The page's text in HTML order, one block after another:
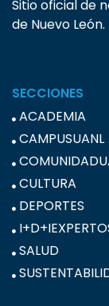
Sitio oficial de
de Nuevo León.
SECCIONES
ACADEMIA
CAMPUSUANL
CULTURA
DEPORTES
SALUD